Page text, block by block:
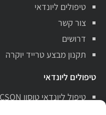
טיפולים ליונדאי
צור קשר
דרושים
תקנון מבצע טרייד יוקרה
טיפולים ליונדאי
טיפול ליונדאי טוסון TUCSON